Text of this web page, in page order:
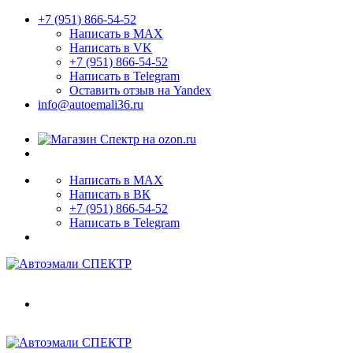
+7 (951) 866-54-52
Написать в MAX
Написать в VK
+7 (951) 866-54-52
Написать в Telegram
Оставить отзыв на Yandex
info@autoemali36.ru
Написать в MAX
Написать в ВК
+7 (951) 866-54-52
Написать в Telegram